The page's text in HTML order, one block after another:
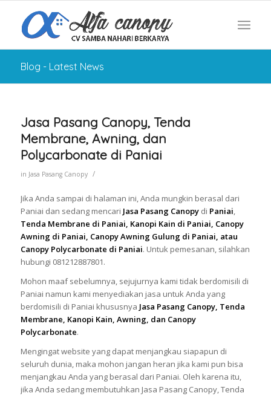
Blog - Latest News
Jasa Pasang Canopy, Tenda
Membrane, Awning, dan
Polycarbonate di Paniai
in Jasa Pasang Canopy /
Jika Anda sampai di halaman ini, Anda mungkin berasal dari
Paniai dan sedang mencari Jasa Pasang Canopy di Paniai,
Tenda Membrane di Paniai, Kanopi Kain di Paniai, Canopy
Awning di Paniai, Canopy Awning Gulung di Paniai, atau
Canopy Polycarbonate di Paniai. Untuk pemesanan, silahkan
hubungi 081212887801.
Mohon maaf sebelumnya, sejujurnya kami tidak berdomisili di
Paniai namun kami menyediakan jasa untuk Anda yang
berdomisili di Paniai khususnya Jasa Pasang Canopy, Tenda
Membrane, Kanopi Kain, Awning, dan Canopy
Polycarbonate.
Mengingat website yang dapat menjangkau siapapun di
seluruh dunia, maka mohon jangan heran jika kami pun bisa
menjangkau Anda yang berasal dari Paniai. Oleh karena itu,
jika Anda sedang membutuhkan Jasa Pasang Canopy, Tenda